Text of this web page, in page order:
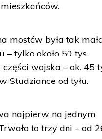
mostów była tak
– tylko około 50 tys.
wojska – ok. 45
Studziance od tyłu.
najpierw na jednym
to trzy dni – od